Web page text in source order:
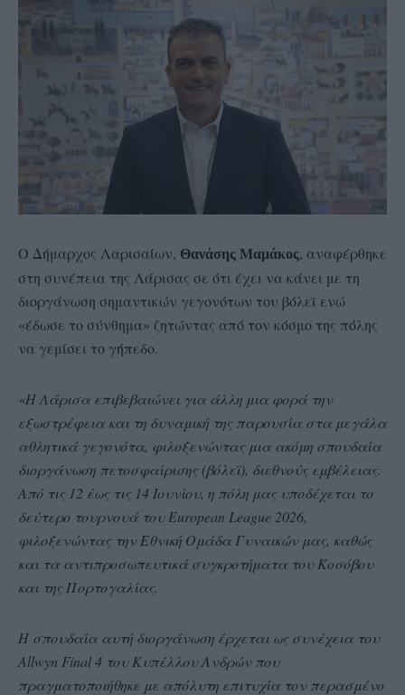
Ο Δήμαρχος Λαρισαίων, Θανάσης Μαμάκος, αναφέρθηκε
στη συνέπεια της Λάρισας σε ότι έχει να κάνει με τη
διοργάνωση σημαντικών γεγονότων του βόλεϊ ενώ
«έδωσε το σύνθημα» ζητώντας από τον κόσμο της πόλης
να γεμίσει το γήπεδο.
«Η Λάρισα επιβεβαιώνει για άλλη μια φορά την
εξωστρέφεια και τη δυναμική της παρουσία στα μεγάλα
αθλητικά γεγονότα, φιλοξενώντας μια ακόμη σπουδαία
διοργάνωση πετοσφαίρισης (βόλεϊ), διεθνούς εμβέλειας.
Από τις 12 έως τις 14 Ιουνίου, η πόλη μας υποδέχεται το
δεύτερο τουρνουά του European League 2026,
φιλοξενώντας την Εθνική Ομάδα Γυναικών μας, καθώς
και τα αντιπροσωπευτικά συγκροτήματα του Κοσόβου
και της Πορτογαλίας.
Η σπουδαία αυτή διοργάνωση έρχεται ως συνέχεια του
Allwyn Final 4 του Κυπέλλου Ανδρών που
πραγματοποιήθηκε με απόλυτη επιτυχία τον περασμένο